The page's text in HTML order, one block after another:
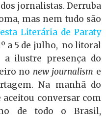
dos jornalistas. Derruba
mas nem tudo são
Literária de Paraty
a 5 de julho, no litoral
ilustre presença do
no new journalism e
Na manhã do
aceitou conversar com
de todo o Brasil,